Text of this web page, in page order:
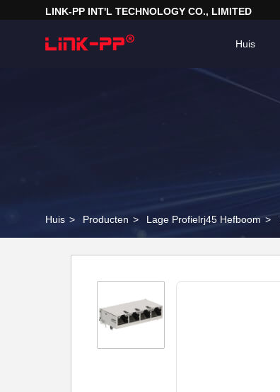
LINK-PP INT'L TECHNOLOGY CO., LIMITED
Huis
Huis > Producten > Lage Profielrj45 Hefboom >